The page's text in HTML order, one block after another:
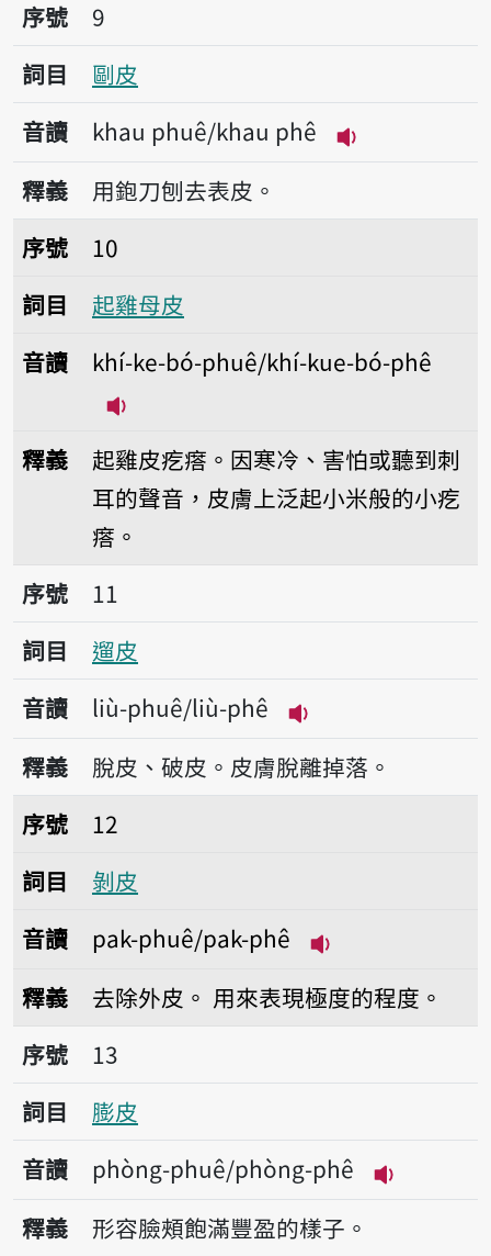
序號9剾皮
序號
9
詞目
剾皮
音讀
khau phuê/khau phê
播放音讀
釋義
用鉋刀刨去表皮。
序號10起雞母皮
序號
10
詞目
起雞母皮
音讀
khí-ke-bó-phuê/khí-kue-bó-phê
釋義
起雞皮疙瘩。因寒冷、害怕或聽到刺
耳的聲音，皮膚上泛起小米般的小疙
瘩。
序號11遛皮
序號
11
詞目
遛皮
音讀
liù-phuê/liù-phê
播放音讀liù-phuê/
釋義
脫皮、破皮。皮膚脫離掉落。
序號12剝皮
序號
12
詞目
剝皮
音讀
pak-phuê/pak-phê
釋義 去除外皮。 用來表現極度的程度。
序號13膨皮
序號
13
詞目
膨皮
音讀
phòng-phuê/phòng-phê
播放音讀
釋義
形容臉頰飽滿豐盈的樣子。